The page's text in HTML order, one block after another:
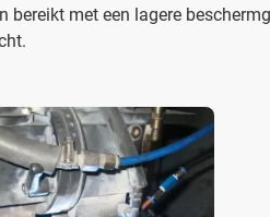
bereikt met een lagere